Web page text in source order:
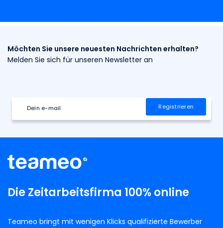
Möchten Sie unsere neuesten Nachrichten erhalten?
Melden Sie sich für unseren Newsletter an
Die Zeitarbeitsfirma 100% online
Teameo bringt mit wenigen Klicks qualifizierte Bewerber